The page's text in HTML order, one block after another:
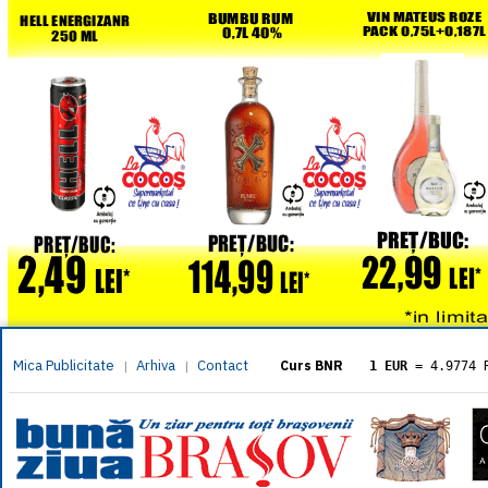
Mica Publicitate | Arhiva | Contact Curs BNR 1 EUR = 4.9774
= 5.8304
1 XAU= 464.4611
1 AED= 1.1933
1 AUD= 2.7957
1 BGN= 2.5449